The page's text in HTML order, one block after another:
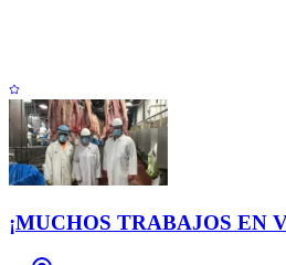
¡MUCHOS TRABAJOS EN